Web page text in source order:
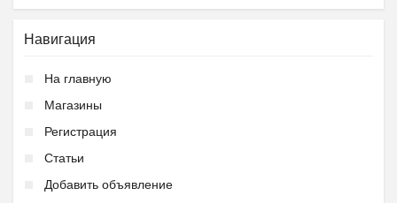
Навигация
На главную
Магазины
Регистрация
Статьи
Добавить объявление